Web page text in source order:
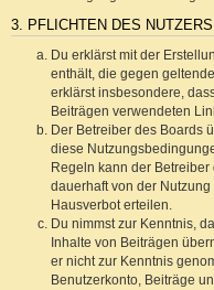
3. PFLICHTEN DES NUTZERS
Du erklärst mit der
enthält, die gegen
erklärst insbesondere,
Beiträgen verwendeten
Der Betreiber des Boards
diese
Regeln kann der
dauerhaft von der
Hausverbot erteilen.
Du nimmst zur Kenntnis,
Inhalte von Beiträgen
er nicht zur Kenntnis
Benutzerkonto, Beiträge